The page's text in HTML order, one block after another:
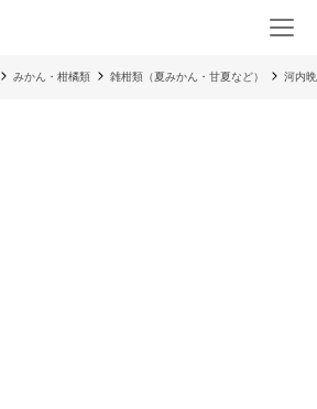
みかん・柑橘類 雑柑類（夏みかん・甘夏など） 河内